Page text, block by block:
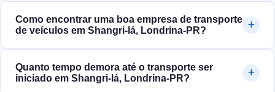
Como encontrar uma boa empresa de transporte
de veículos em Shangri-lá, Londrina‑PR?
Quanto tempo demora até o transporte ser
iniciado em Shangri-lá, Londrina‑PR?